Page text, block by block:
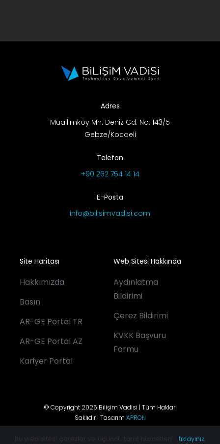
Adres
Muallimköy Mh. Deniz Cd. No: 143/5
Gebze/Kocaeli
Telefon
+90 262 754 14 14
E-Posta
info@bilisimvadisi.com
Site Haritası
Hakkımızda
Basın
AR-GE Portal TR
AR-GE Portal AZ
Kariyer Portal
Web Sitesi Hakkında
Aydınlatma
Bildirimi
Çerez Bildirimi
KVKK Başvuru
Formu
© Copyright 2026 Bilişim Vadisi | Tüm Hakları
Saklıdır | Tasarım APRON
Bu web sitesi çerezler ve üçüncü taraf hizmetleri tıklayınız.